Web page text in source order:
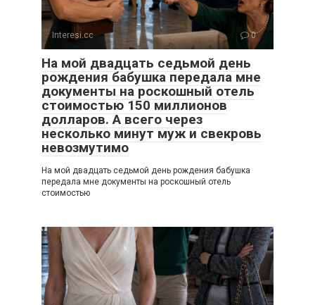
Interesi.cc 0
На мой двадцать седьмой день
рождения бабушка передала мне
документы на роскошный отель
стоимостью 150 миллионов
долларов. А всего через
несколько минут муж и свекровь
невозмутимо
На мой двадцать седьмой день рождения бабушка
передала мне документы на роскошный отель
стоимостью